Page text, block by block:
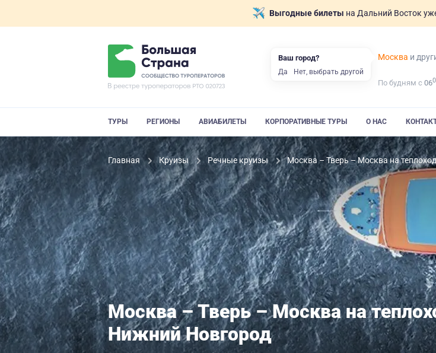
Выгодные билеты на Дальний Восток
Москва и
По будням с 06
ТУРЫ РЕГИОНЫ АВИАБИЛЕТЫ КОРПОРАТИВНЫЕ ТУРЫ О НАС
Главная Круизы Речные круизы Москва – Тверь – Москва на
Москва – Тверь – Москва на
Нижний Новгород
Ваш город?
Да Нет, выбрать другой